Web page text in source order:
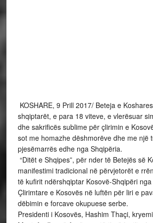
kapitull të rëndësishëm të fitoreve të
Ushtrisë Çlirimtare të Kosovës”, tha
tubimin përkujtimor, duke theksuar
ushatarak të luftëtarëve për lirinë e
Për të ardhur deri tek një operacion i mirë
presidenti kosovar tha se Ushtria
kishte kaluar nëpër sprova dhe beteja
tërë.
“Mbi të gjitha, Ushtria Çlirimtare e
armatosur autentike arriti ta
më të lartë çështjen e Kosovës”, tha